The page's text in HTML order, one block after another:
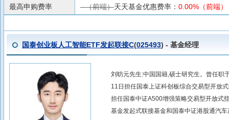
最高申购费率
--（前端）天天基金优惠费率： 0.00%（前端）
国泰创业板人工智能ETF发起联接C(025493) - 基金经理
刘昉元先生:中国国籍,硕士研究生。曾任职
11日担任国泰上证科创板综合交易型开放
担任国泰中证A500增强策略交易型开放式
基金发起式联接基金和国泰中证港股通汽